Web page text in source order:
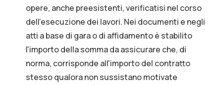
opere, anche preesistenti, verificatisi nel corso
dell'esecuzione dei lavori. Nei documenti e negli
atti a base di gara o di affidamento è stabilito
l'importo della somma da assicurare che, di
norma, corrisponde all'importo del contratto
stesso qualora non sussistano motivate